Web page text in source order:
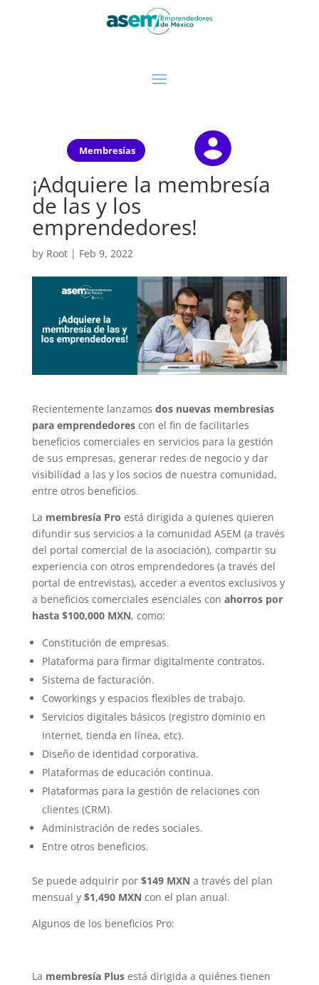
Membresías
¡Adquiere la membresía
de las y los
emprendedores!
by Root| Feb 9, 2022
Recientemente lanzamos dos nuevas membresías
para emprendedorescon el fin de facilitarles
beneficios comerciales en servicios para la gestión
de sus empresas, generar redes de negocio y dar
visibilidad a las y los socios de nuestra comunidad,
entre otros beneficios.
La membresía Pro está dirigida a quienes quieren
difundir sus servicios a la comunidad ASEM (a través
del portal comercial de la asociación), compartir su
experiencia con otros emprendedores (a través del
portal de entrevistas), acceder a eventos exclusivos y
a beneficios comerciales esenciales con ahorros por
hasta $100,000 MXN, como:
Constitución de empresas.
Plataforma para firmar digitalmente contratos.
Sistema de facturación.
Coworkings y espacios flexibles de trabajo.
Servicios digitales básicos (registro dominio en
Internet, tienda en línea, etc).
Diseño de identidad corporativa.
Plataformas de educación continua.
Plataformas para la gestión de relaciones con
clientes (CRM).
Administración de redes sociales.
Entre otros beneficios.
Se puede adquirir por $149 MXN a través del plan
mensual y $1,490 MXN con el plan anual.
Algunos de los beneficios Pro:
La membresía Plusestá dirigida a quiénes tienen